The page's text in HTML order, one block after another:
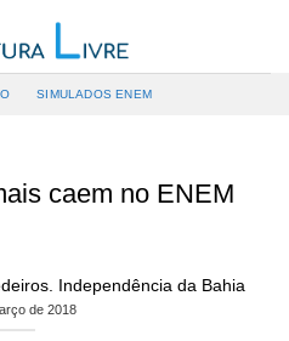
SIMULADOS ENEM
caem no ENEM
Independência da Bahia
de 2018